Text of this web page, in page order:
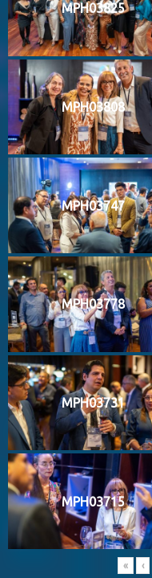
MPH03825
MPH03808
MPH03747
MPH03778
MPH03731
MPH03715
« ‹